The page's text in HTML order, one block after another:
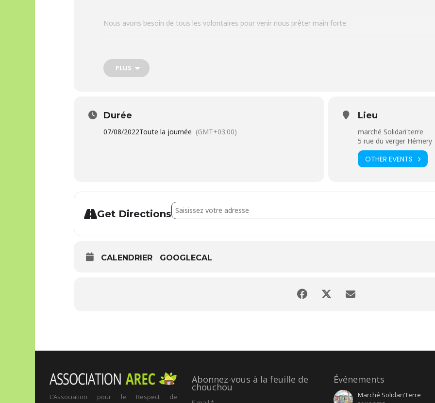
Nous avons besoin de tous les volontaires pour venir nous prêter main forte.
structures…..
On prévoit son petit matériel et son équipement, le repas du midi et…. de l’huile de coude.
PLUS
Durée
07/08/2022Toute la journée (GMT+03:00)
Lieu
marché Solidari'terre
5 rue du verger Hémery
OTHER EVENTS
Get Directions
Address - Chantier participatif : Déménagement [A4AYNCKdG]
CALENDRIER GOOGLECAL
L’Association pour le Respect de
Abonnez-vous à la feuille de
chouchou
Événements
Marché Solidari’Terre